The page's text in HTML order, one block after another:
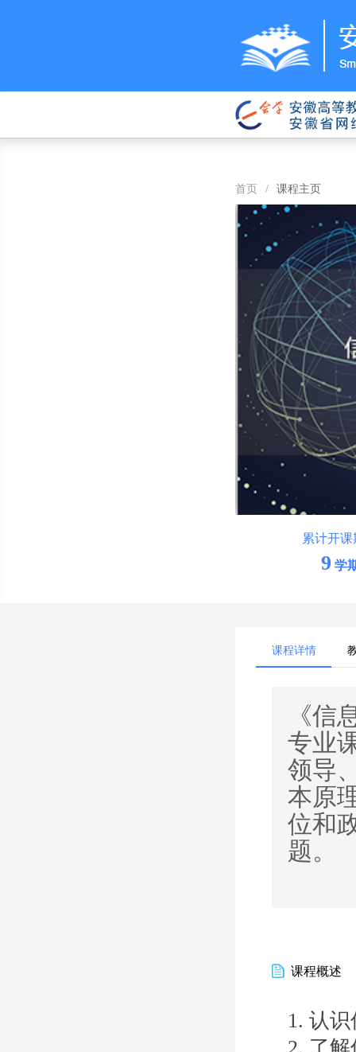
首页 / 课程主页
累计开课
9 学
课程详情
《信
专业
领导
本原
位和
题。
课程概述
1. 认